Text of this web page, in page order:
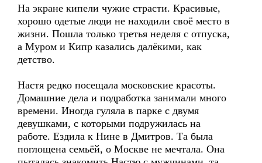
На экране кипели чужие страсти. Красивые,
хорошо одетые люди не находили своё место в
жизни. Пошла только третья неделя с отпуска,
а Муром и Кипр казались далёкими, как
детство.
Настя редко посещала московские красоты.
Домашние дела и подработка занимали много
времени. Иногда гуляла в парке с двумя
девушками, с которыми подружилась на
работе. Ездила к Нине в Дмитров. Та была
поглощена семьёй, о Москве не мечтала. Она